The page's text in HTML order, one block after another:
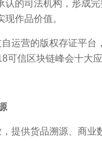
认的司法机构，形成完
作品价值。
营的版权存证平台
可信区块链峰会十大应
供货品溯源、商业